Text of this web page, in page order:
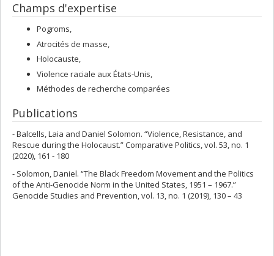
Champs d'expertise
Pogroms,
Atrocités de masse,
Holocauste,
Violence raciale aux États-Unis,
Méthodes de recherche comparées
Publications
- Balcells, Laia and Daniel Solomon. “Violence, Resistance, and
Rescue during the Holocaust.” Comparative Politics, vol. 53, no. 1
(2020), 161 - 180
- Solomon, Daniel. “The Black Freedom Movement and the Politics
of the Anti-Genocide Norm in the United States, 1951 – 1967.”
Genocide Studies and Prevention, vol. 13, no. 1 (2019), 130 – 43